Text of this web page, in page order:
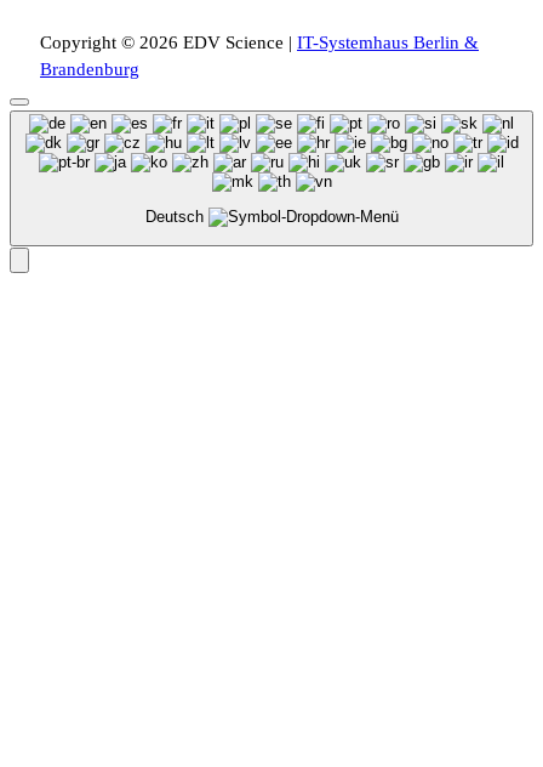
Copyright © 2026 EDV Science | IT-Systemhaus Berlin &
Brandenburg
Deutsch